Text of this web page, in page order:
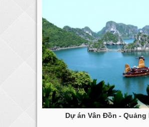
Dự án Vân Đồn - Quảng